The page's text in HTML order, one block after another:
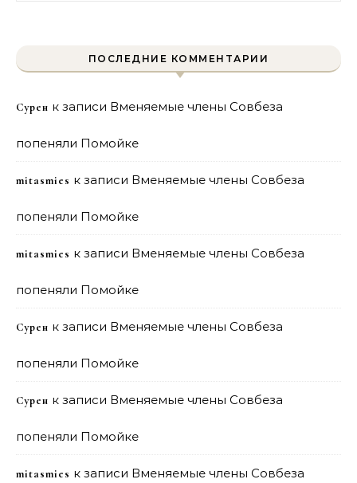
ПОСЛЕДНИЕ КОММЕНТАРИИ
Сурен к записи Вменяемые члены Совбеза
попеняли Помойке
mitasmies к записи Вменяемые члены Совбеза
попеняли Помойке
mitasmies к записи Вменяемые члены Совбеза
попеняли Помойке
Сурен к записи Вменяемые члены Совбеза
попеняли Помойке
Сурен к записи Вменяемые члены Совбеза
попеняли Помойке
mitasmies к записи Вменяемые члены Совбеза